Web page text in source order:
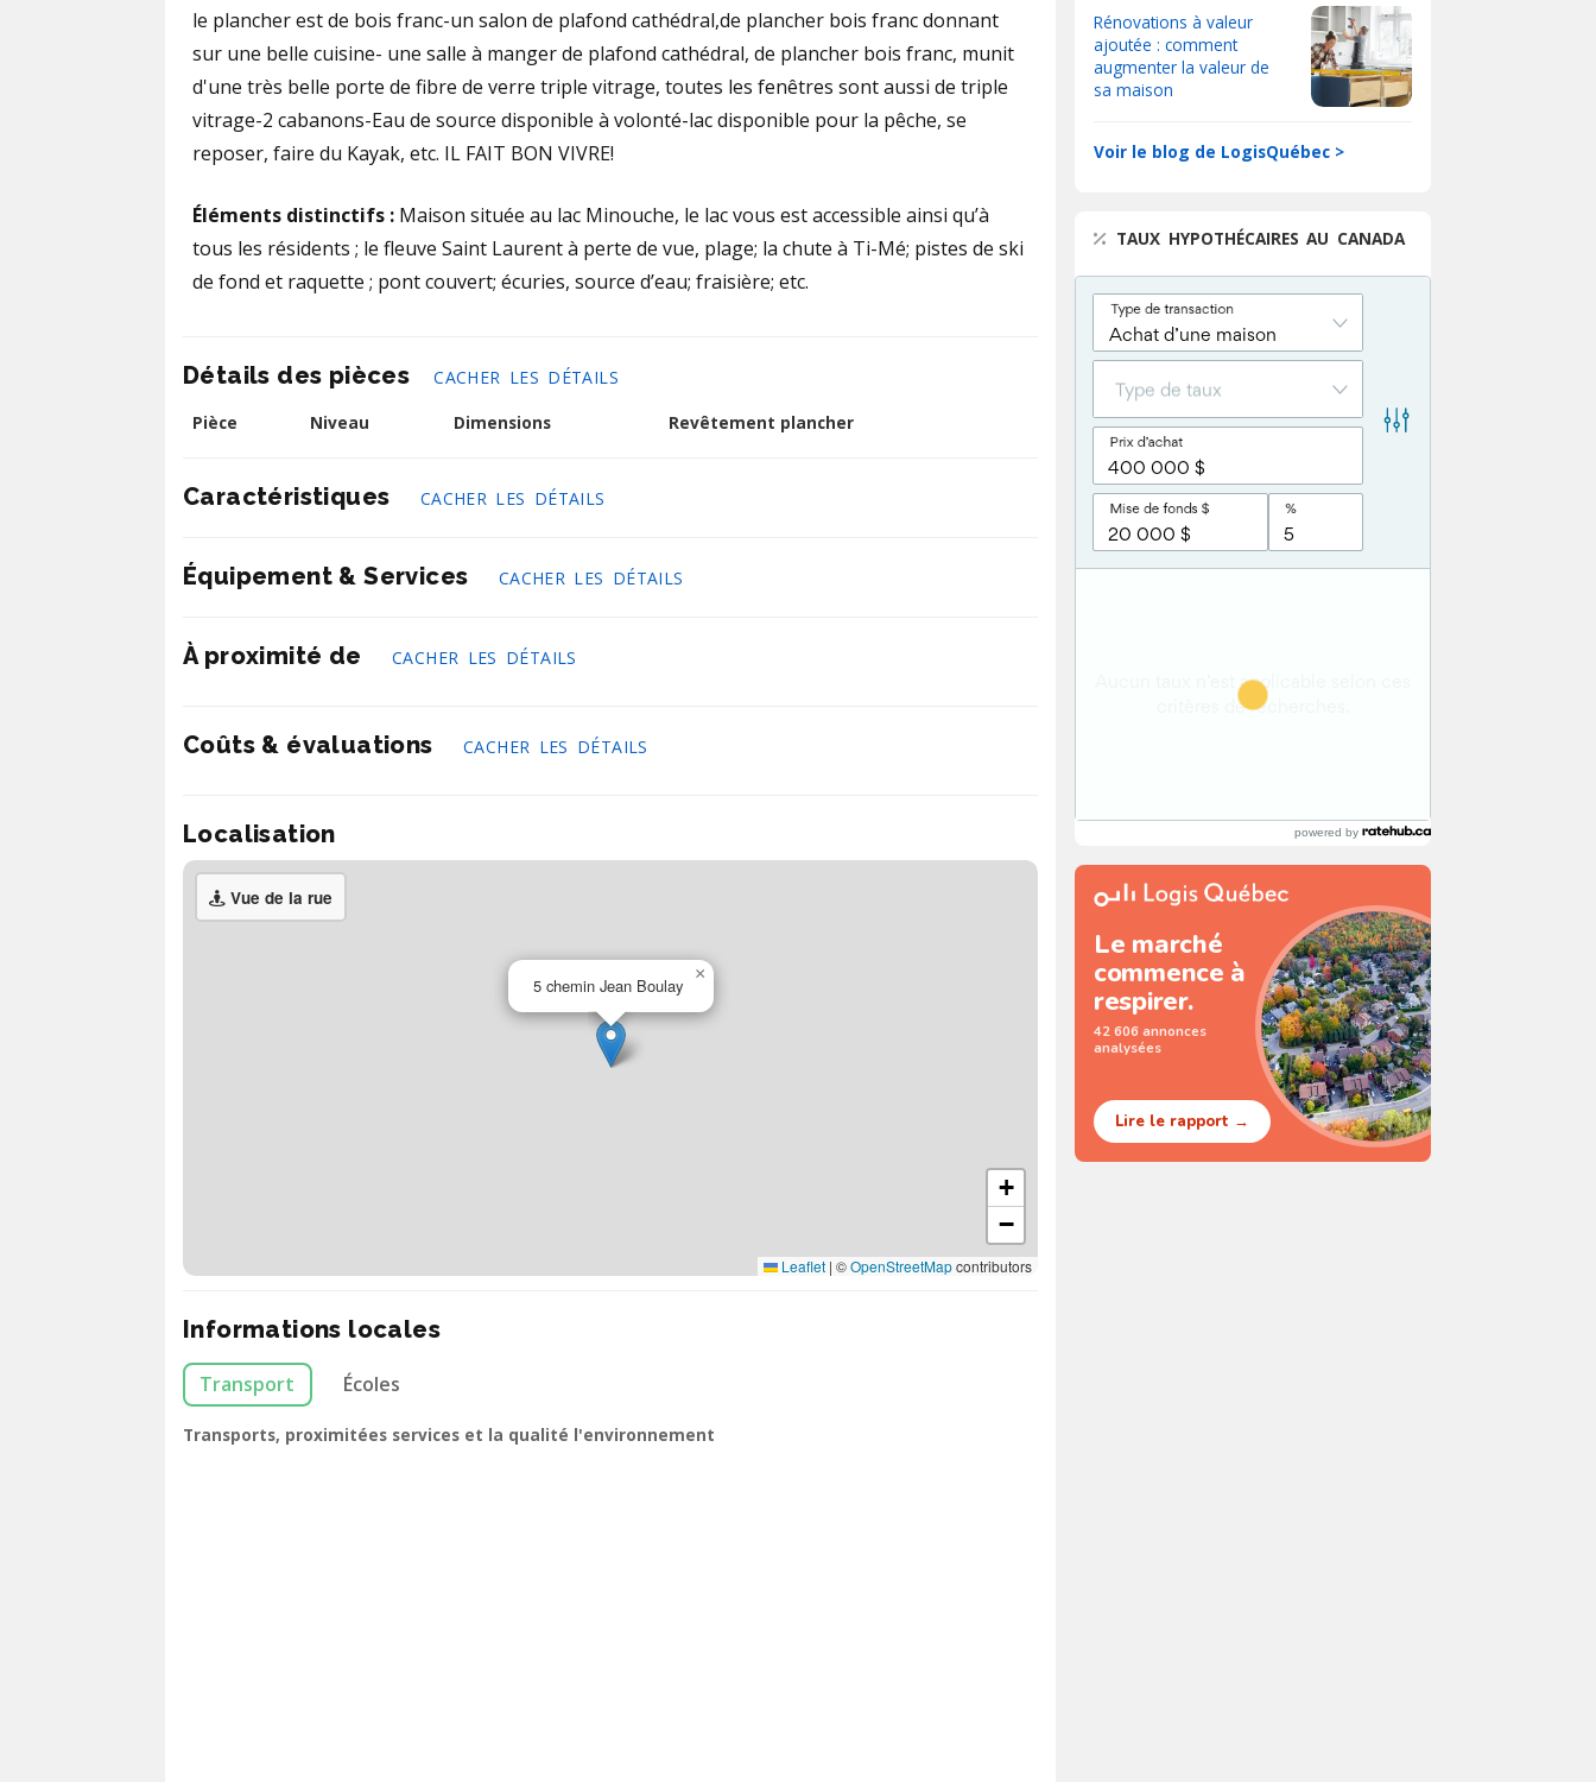
le plancher est de bois franc-un salon de plafond cathédral,de plancher bois franc donnant
sur une belle cuisine- une salle à manger de plafond cathédral, de plancher bois franc, munit
d'une très belle porte de fibre de verre triple vitrage, toutes les fenêtres sont aussi de triple
vitrage-2 cabanons-Eau de source disponible à volonté-lac disponible pour la pêche, se
reposer, faire du Kayak, etc. IL FAIT BON VIVRE!
Éléments distinctifs : Maison située au lac Minouche, le lac vous est accessible ainsi qu’à
tous les résidents ; le fleuve Saint Laurent à perte de vue, plage; la chute à Ti-Mé; pistes de ski
de fond et raquette ; pont couvert; écuries, source d’eau; fraisière; etc.
Détails des pièces
CACHER LES DÉTAILS
Pièce
Niveau Dimensions Revêtement plancher
Caractéristiques CACHER LES DÉTAILS
Équipement & Services CACHER LES DÉTAILS
À proximité de CACHER LES DÉTAILS
Coûts & évaluations CACHER LES DÉTAILS
Localisation
Vue de la rue
5 chemin Jean Boulay
×
+
−
Leaflet | ©OpenStreetMapcontributors
Informations locales
Transport Écoles
Transports, proximitées services et la qualité l'environnement
Rénovations à valeur
ajoutée : comment
augmenter la valeur de
sa maison
Voir le blog de LogisQuébec >
TAUX HYPOTHÉCAIRES AU CANADA
powered by
Le marché
commence à
respirer.
42 606 annonces
analysées
Lire le rapport →